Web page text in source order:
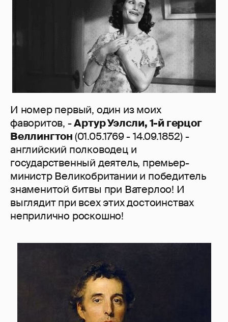
И номер первый, один из моих
фаворитов, -Артур Уэлсли, 1-й герцог
Веллингтон(01.05.1769 - 14.09.1852) -
английский полководец и
государственный деятель, премьер-
министр Великобритании и победитель
знаменитой битвы при Ватерлоо! И
выглядит при всех этих достоинствах
неприлично роскошно!